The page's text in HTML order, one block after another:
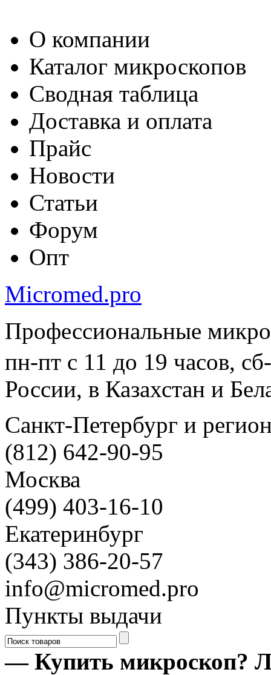
О компании
Каталог микроскопов
Сводная таблица
Доставка и оплата
Прайс
Новости
Статьи
Форум
Опт
Micromed.pro
Профессиональные
пн-пт с 11 до 19 часов,
России, в Казахстан и
Санкт-Петербург и
(812) 642-90-95
Москва
(499) 403-16-10
Екатеринбург
(343) 386-20-57
info@micromed.pro
Пункты выдачи
— Купить микроскоп?